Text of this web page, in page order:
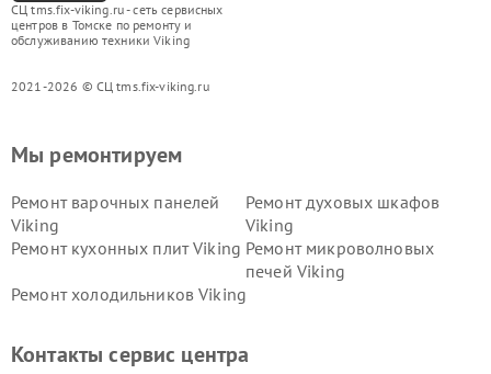
СЦ tms.fix-viking.ru - сеть сервисных
центров в Томске по ремонту и
обслуживанию техники Viking
2021-2026 © СЦ tms.fix-viking.ru
Мы ремонтируем
Ремонт варочных панелей
Viking
Ремонт духовых шкафов
Viking
Ремонт кухонных плит Viking Ремонт микроволновых
печей Viking
Ремонт холодильников Viking
Контакты сервис центра